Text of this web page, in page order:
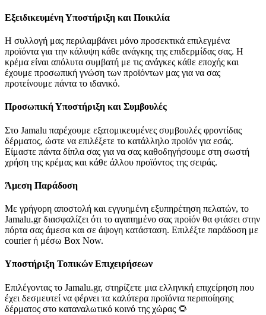
Εξειδικευμένη Υποστήριξη και Ποικιλία
Η συλλογή μας περιλαμβάνει μόνο προσεκτικά επιλεγμένα
προϊόντα για την κάλυψη κάθε ανάγκης της επιδερμίδας σας. Η
κρέμα είναι απόλυτα συμβατή με τις ανάγκες κάθε εποχής και
έχουμε προσωπική γνώση των προϊόντων μας για να σας
προτείνουμε πάντα το ιδανικό.
Προσωπική Υποστήριξη και Συμβουλές
Στο Jamalu παρέχουμε εξατομικευμένες συμβουλές φροντίδας
δέρματος, ώστε να επιλέξετε το κατάλληλο προϊόν για εσάς.
Είμαστε πάντα δίπλα σας για να σας καθοδηγήσουμε στη σωστή
χρήση της κρέμας και κάθε άλλου προϊόντος της σειράς.
Άμεση Παράδοση
Με γρήγορη αποστολή και εγγυημένη εξυπηρέτηση πελατών, το
Jamalu.gr διασφαλίζει ότι το αγαπημένο σας προϊόν θα φτάσει στην
πόρτα σας άμεσα και σε άψογη κατάσταση. Επιλέξτε παράδοση με
courier ή μέσω Box Now.
Υποστήριξη Τοπικών Επιχειρήσεων
Επιλέγοντας το Jamalu.gr, στηρίζετε μια ελληνική επιχείρηση που
έχει δεσμευτεί να φέρνει τα καλύτερα προϊόντα περιποίησης
δέρματος στο καταναλωτικό κοινό της χώρας 🌻